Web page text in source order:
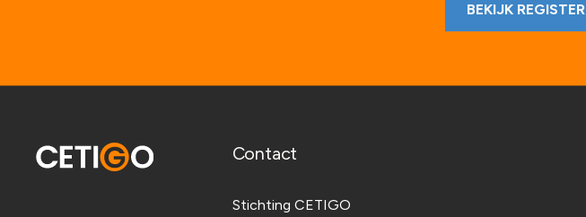
BEKIJK REGISTER
Contact
Stichting CETIGO